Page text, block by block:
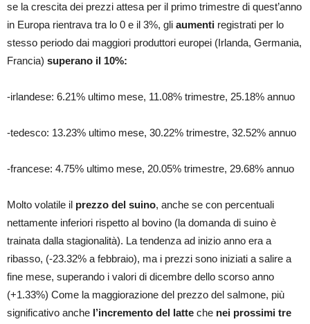
se la crescita dei prezzi attesa per il primo trimestre di quest’anno
in Europa rientrava tra lo 0 e il 3%, gli aumenti registrati per lo
stesso periodo dai maggiori produttori europei (Irlanda, Germania,
Francia) superano il 10%:
-irlandese: 6.21% ultimo mese, 11.08% trimestre, 25.18% annuo
-tedesco: 13.23% ultimo mese, 30.22% trimestre, 32.52% annuo
-francese: 4.75% ultimo mese, 20.05% trimestre, 29.68% annuo
Molto volatile il prezzo del suino, anche se con percentuali
nettamente inferiori rispetto al bovino (la domanda di suino è
trainata dalla stagionalità). La tendenza ad inizio anno era a
ribasso, (-23.32% a febbraio), ma i prezzi sono iniziati a salire a
fine mese, superando i valori di dicembre dello scorso anno
(+1.33%) Come la maggiorazione del prezzo del salmone, più
significativo anche l’incremento del latte che nei prossimi tre